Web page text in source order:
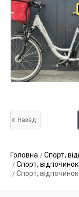
Назад
Головна
Спорт,
Спорт,
Спорт,